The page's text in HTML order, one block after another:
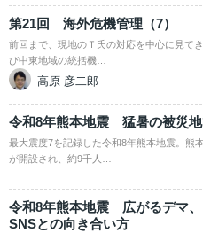
第21回 海外危機管理（7）
前回まで、現地のＴ氏の対応を中心に見て
び中東地域の統括機…
高原 彦二郎
令和8年熊本地震 猛暑の被災
最大震度7を記録した令和8年熊本地震。熊
が開設され、約9千人…
令和8年熊本地震 広がるデマ、
SNSとの向き合い方